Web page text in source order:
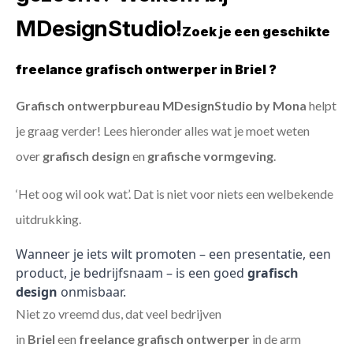
MDesignStudio!Zoek je een geschikte
freelance grafisch ontwerper in Briel ?
Grafisch ontwerpbureau MDesignStudio by Mona helpt
je graag verder! Lees hieronder alles wat je moet weten
over grafisch design en grafische vormgeving
‘Het oog wil ook wat’. Dat is niet voor niets een welbekende
uitdrukking.
Wanneer je iets wilt promoten – een presentatie, een
product, je bedrijfsnaam – is een goed grafisch
design onmisbaar.
Niet zo vreemd dus, dat veel bedrijven
in Briel een freelance grafisch ontwerper in de arm